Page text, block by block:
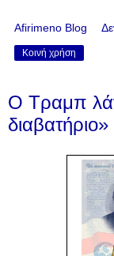
Afirimeno Blog
Κοινή χρήση
Ο Τραμπ